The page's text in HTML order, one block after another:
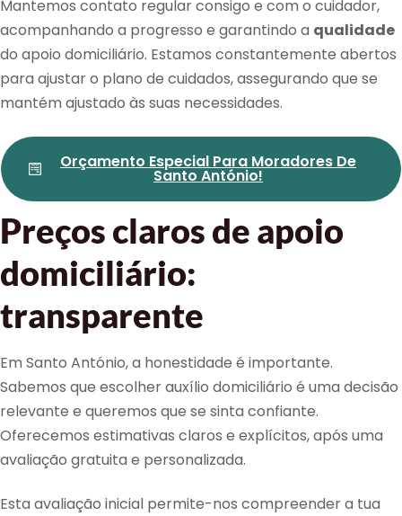
Mantemos contato regular consigo e com o cuidador,
acompanhando a progresso e garantindo a qualidade
do apoio domiciliário. Estamos constantemente abertos
para ajustar o plano de cuidados, assegurando que se
mantém ajustado às suas necessidades.
Orçamento Especial Para Moradores De
Santo António!
Preços claros de apoio
domiciliário:
transparente
Em Santo António, a honestidade é importante.
Sabemos que escolher auxílio domiciliário é uma decisão
relevante e queremos que se sinta confiante.
Oferecemos estimativas claros e explícitos, após uma
avaliação gratuita e personalizada.
Esta avaliação inicial permite-nos compreender a tua